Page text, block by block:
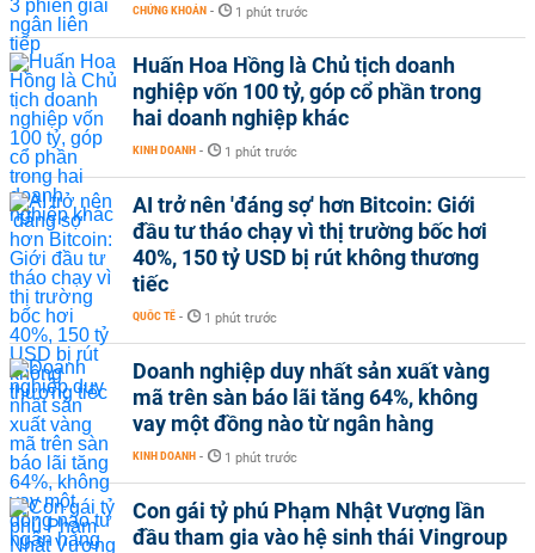
CHỨNG KHOÁN - 1 phút trước
Huấn Hoa Hồng là Chủ tịch doanh
nghiệp vốn 100 tỷ, góp cổ phần trong
hai doanh nghiệp khác
KINH DOANH - 1 phút trước
AI trở nên 'đáng sợ' hơn Bitcoin: Giới
đầu tư tháo chạy vì thị trường bốc hơi
40%, 150 tỷ USD bị rút không thương
tiếc
QUỐC TẾ - 1 phút trước
Doanh nghiệp duy nhất sản xuất vàng
mã trên sàn báo lãi tăng 64%, không
vay một đồng nào từ ngân hàng
KINH DOANH - 1 phút trước
Con gái tỷ phú Phạm Nhật Vượng lần
đầu tham gia vào hệ sinh thái Vingroup